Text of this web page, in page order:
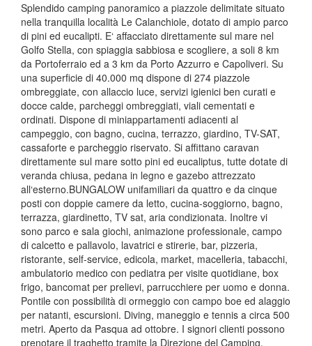
Splendido camping panoramico a piazzole delimitate situato
nella tranquilla località Le Calanchiole, dotato di ampio parco
di pini ed eucalipti. E‘ affacciato direttamente sul mare nel
Golfo Stella, con spiaggia sabbiosa e scogliere, a soli 8 km
da Portoferraio ed a 3 km da Porto Azzurro e Capoliveri. Su
una superficie di 40.000 mq dispone di 274 piazzole
ombreggiate, con allaccio luce, servizi igienici ben curati e
docce calde, parcheggi ombreggiati, viali cementati e
ordinati. Dispone di miniappartamenti adiacenti al
campeggio, con bagno, cucina, terrazzo, giardino, TV-SAT,
cassaforte e parcheggio riservato. Si affittano caravan
direttamente sul mare sotto pini ed eucaliptus, tutte dotate di
veranda chiusa, pedana in legno e gazebo attrezzato
all‘esterno.BUNGALOW unifamiliari da quattro e da cinque
posti con doppie camere da letto, cucina-soggiorno, bagno,
terrazza, giardinetto, TV sat, aria condizionata. Inoltre vi
sono parco e sala giochi, animazione professionale, campo
di calcetto e pallavolo, lavatrici e stirerie, bar, pizzeria,
ristorante, self-service, edicola, market, macelleria, tabacchi,
ambulatorio medico con pediatra per visite quotidiane, box
frigo, bancomat per prelievi, parrucchiere per uomo e donna.
Pontile con possibilità di ormeggio con campo boe ed alaggio
per natanti, escursioni. Diving, maneggio e tennis a circa 500
metri. Aperto da Pasqua ad ottobre. I signori clienti possono
prenotare il traghetto tramite la Direzione del Camping.